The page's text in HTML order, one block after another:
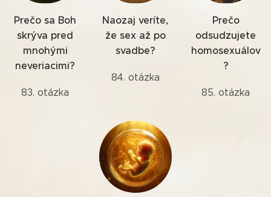
Prečo sa Boh
skrýva pred
mnohými
neveriacimi?
83. otázka
Naozaj veríte,
že sex až po
svadbe?
84. otázka
Prečo
odsudzujete
homosexuálov
?
85. otázka